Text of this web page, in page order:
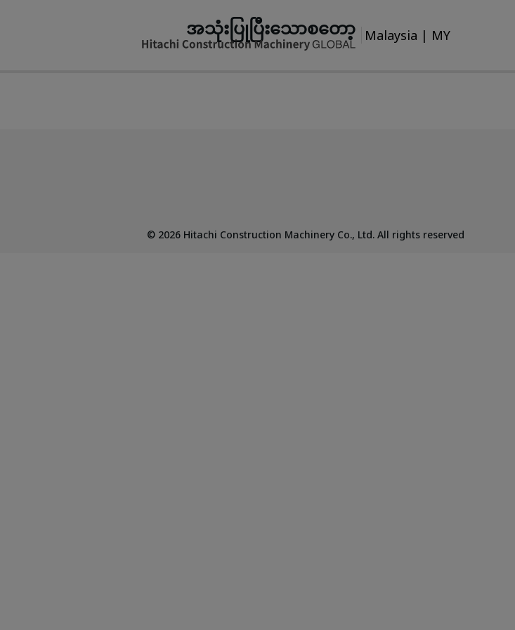
အသုံးပြုပြီးသောစတော့ Malaysia | MY
© 2026 Hitachi Construction Machinery Co., Ltd. All rights reserved